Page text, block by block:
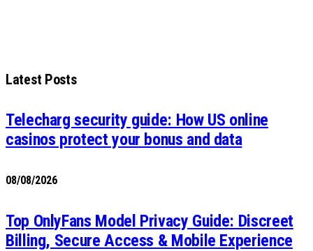
Latest Posts
Telecharg security guide: How US online
casinos protect your bonus and data
08/08/2026
Top OnlyFans Model Privacy Guide: Discreet
Billing, Secure Access & Mobile Experience